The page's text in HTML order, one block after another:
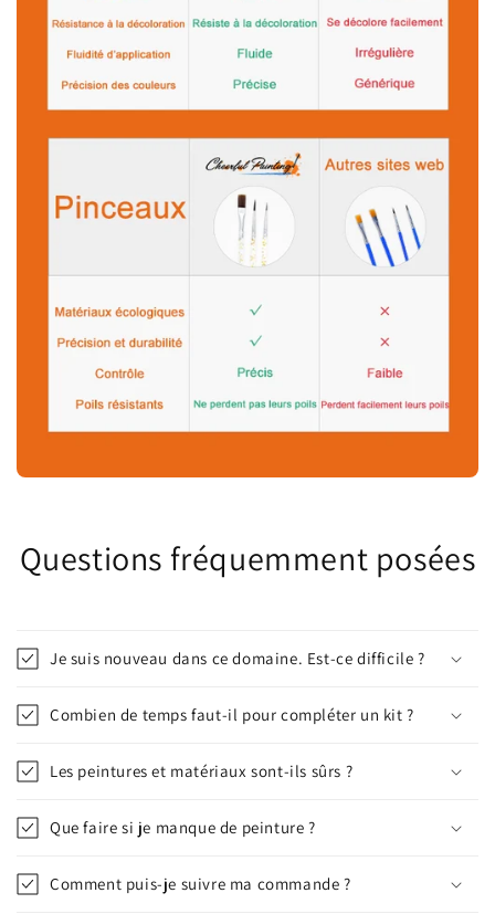
Questions fréquemment posées
Je suis nouveau dans ce domaine. Est-ce difficile ?
Combien de temps faut-il pour compléter un kit ?
Les peintures et matériaux sont-ils sûrs ?
Que faire si je manque de peinture ?
Comment puis-je suivre ma commande ?